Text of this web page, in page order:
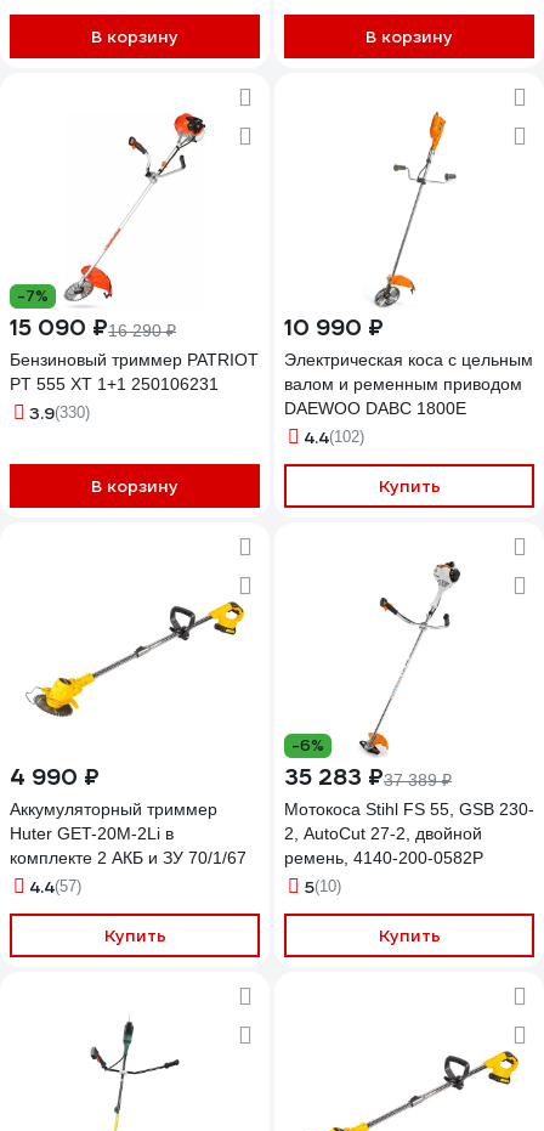
В корзину В корзину
-7%
15 090 ₽16 290 ₽
Бензиновый триммер PATRIOT
PT 555 XT 1+1 250106231
3.9(330)
В корзину
10 990 ₽
Электрическая коса с цельным
валом и ременным приводом
DAEWOO DABC 1800E
4.4(102)
Купить
4 990 ₽
Аккумуляторный триммер
Huter GET-20M-2Li в
комплекте 2 АКБ и ЗУ 70/1/67
4.4(57)
Купить
-6%
35 283 ₽37 389 ₽
Мотокоса Stihl FS 55, GSB 230-
2, AutoCut 27-2, двойной
ремень, 4140-200-0582P
5(10)
Купить